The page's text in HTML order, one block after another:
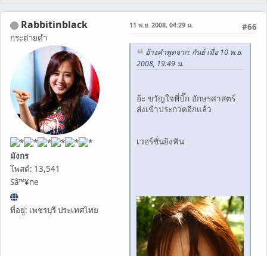
Rabbitinblack
กระต่ายดำ
มังกร
โพสต์: 13,541
Sâ™¥ne
ที่อยู่: เพชรบุรี ประเทศไทย
#66
11 พ.ย. 2008, 04:29 น.
อ้างคำพูดจาก: กันย์ เมื่อ 10 พ.ย.
2008, 19:49 น.
อ้ะ ขวัญใจพี่บิ๊ก อักษรศาสตร์
ส่งเข้าประกวดอีกแล้ว
เวอร์ชั่นยิงฟัน